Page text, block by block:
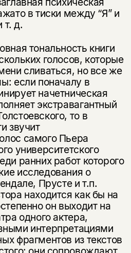
в тиски между “Я” и
т. д.
тональность книги
голосов, которые
сливаться, но все же
если поначалу в
начетническая
экстравагантный
то в
звучит
самого Пьера
университетского
ранних работ которого
исследования о
Прусте и т.п.
находится как бы на
он выходит на
одного актера,
интерпретациями
фрагментов из текстов